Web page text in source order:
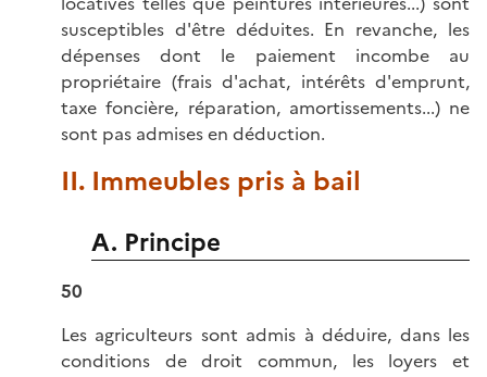
susceptibles d'être déduites. En revanche, les
dépenses dont le paiement incombe au
propriétaire (frais d'achat, intérêts d'emprunt,
taxe foncière, réparation, amortissements...) ne
sont pas admises en déduction.
II. Immeubles pris à bail
A. Principe
50
Les agriculteurs sont admis à déduire, dans les
conditions de droit commun, les loyers et